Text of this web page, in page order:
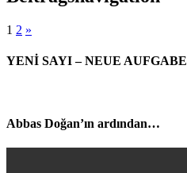
1 2 »
YENİ SAYI – NEUE AUFGABE
Abbas Doğan’ın ardından…